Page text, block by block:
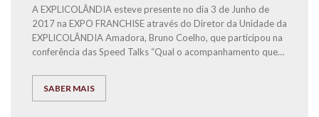
A EXPLICOLÂNDIA esteve presente no dia 3 de Junho de
2017 na EXPO FRANCHISE através do Diretor da Unidade da
EXPLICOLÂNDIA Amadora, Bruno Coelho, que participou na
conferência das Speed Talks “Qual o acompanhamento que
SABER MAIS